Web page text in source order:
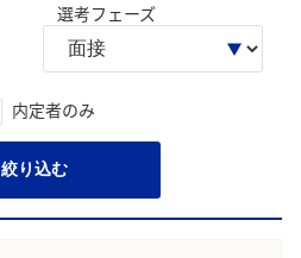
選考フェーズ
内定者のみ
絞り込む